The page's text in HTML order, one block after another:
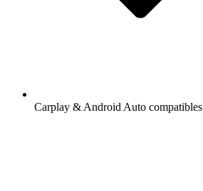
Carplay & Android Auto compatibles